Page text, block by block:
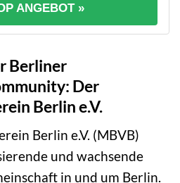
ANGEBOT »
Berliner
Der
Berlin e.V.
Berlin e.V. (MBVB)
und wachsende
in und um Berlin.